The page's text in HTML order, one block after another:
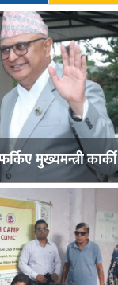
मुख्यमन्त्री कार्की